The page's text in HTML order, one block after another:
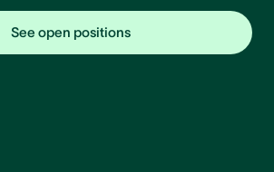
See open positions